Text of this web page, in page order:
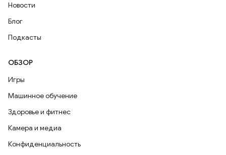
Новости
Блог
Подкасты
ОБЗОР
Игры
Машинное обучение
Здоровье и фитнес
Камера и медиа
Конфиденциальность